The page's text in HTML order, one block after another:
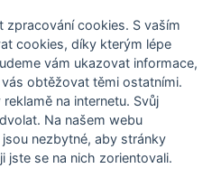
zpracování cookies. S vaším
cookies, díky kterým lépe
vám ukazovat informace,
vás obtěžovat těmi ostatními.
na internetu. Svůj
Na našem webu
nezbytné, aby stránky
jste se na nich zorientovali.